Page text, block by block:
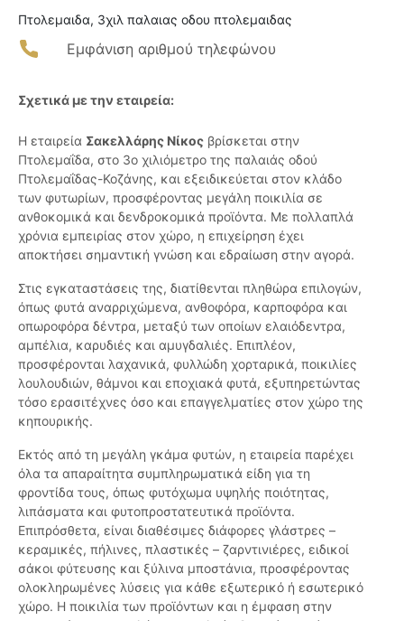
Πτολεμαιδα, 3χιλ παλαιας οδου πτολεμαιδας
Εμφάνιση αριθμού τηλεφώνου
Σχετικά με την εταιρεία:
Η εταιρεία Σακελλάρης Νίκος βρίσκεται στην
Πτολεμαΐδα, στο 3ο χιλιόμετρο της παλαιάς οδού
Πτολεμαΐδας-Κοζάνης, και εξειδικεύεται στον κλάδο
των φυτωρίων, προσφέροντας μεγάλη ποικιλία σε
ανθοκομικά και δενδροκομικά προϊόντα. Με πολλαπλά
χρόνια εμπειρίας στον χώρο, η επιχείρηση έχει
αποκτήσει σημαντική γνώση και εδραίωση στην αγορά.
Στις εγκαταστάσεις της, διατίθενται πληθώρα επιλογών,
όπως φυτά αναρριχώμενα, ανθοφόρα, καρποφόρα και
οπωροφόρα δέντρα, μεταξύ των οποίων ελαιόδεντρα,
αμπέλια, καρυδιές και αμυγδαλιές. Επιπλέον,
προσφέρονται λαχανικά, φυλλώδη χορταρικά, ποικιλίες
λουλουδιών, θάμνοι και εποχιακά φυτά, εξυπηρετώντας
τόσο ερασιτέχνες όσο και επαγγελματίες στον χώρο της
κηπουρικής.
Εκτός από τη μεγάλη γκάμα φυτών, η εταιρεία παρέχει
όλα τα απαραίτητα συμπληρωματικά είδη για τη
φροντίδα τους, όπως φυτόχωμα υψηλής ποιότητας,
λιπάσματα και φυτοπροστατευτικά προϊόντα.
Επιπρόσθετα, είναι διαθέσιμες διάφορες γλάστρες –
κεραμικές, πήλινες, πλαστικές – ζαρντινιέρες, ειδικοί
σάκοι φύτευσης και ξύλινα μποστάνια, προσφέροντας
ολοκληρωμένες λύσεις για κάθε εξωτερικό ή εσωτερικό
χώρο. Η ποικιλία των προϊόντων και η έμφαση στην